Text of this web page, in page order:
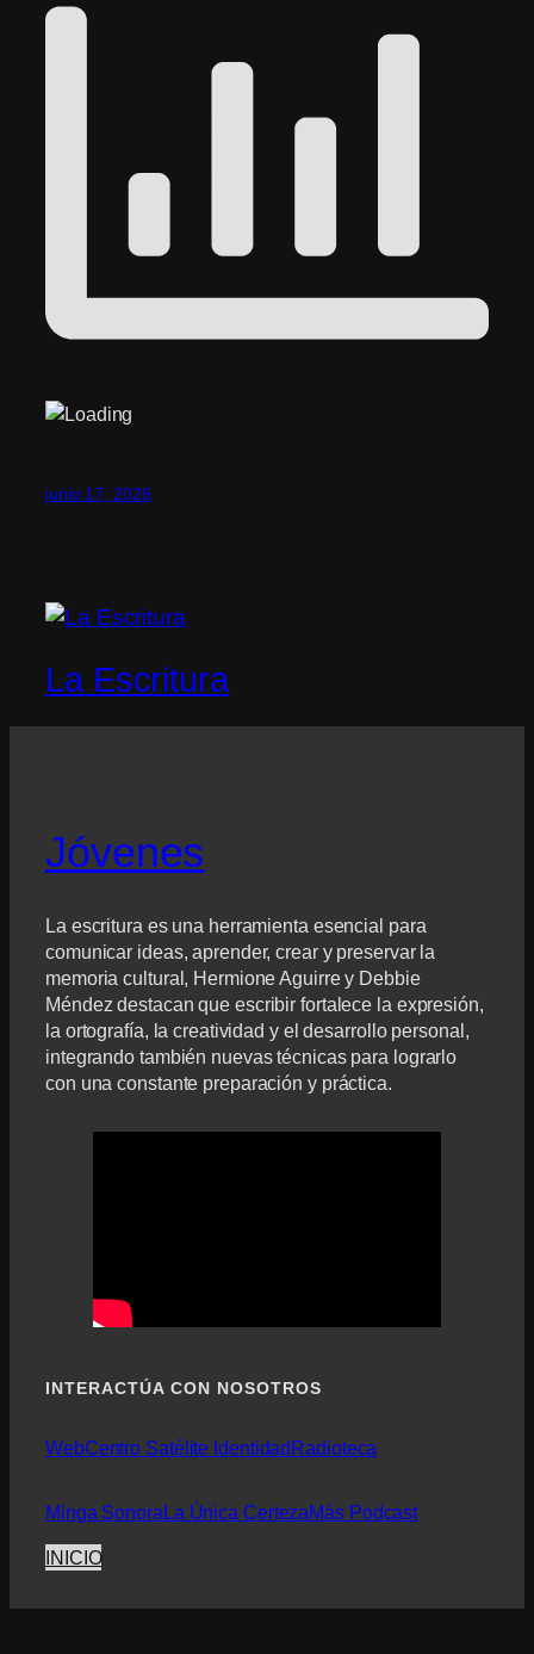
junio 17, 2026
La Escritura
Jóvenes
La escritura es una herramienta esencial para
comunicar ideas, aprender, crear y preservar la
memoria cultural, Hermione Aguirre y Debbie
Méndez destacan que escribir fortalece la expresión,
la ortografía, la creatividad y el desarrollo personal,
integrando también nuevas técnicas para lograrlo
con una constante preparación y práctica.
INTERACTÚA CON NOSOTROS
WebCentro Satélite IdentidadRadioteca
Minga SonoraLa Única CertezaMás Podcast
INICIO